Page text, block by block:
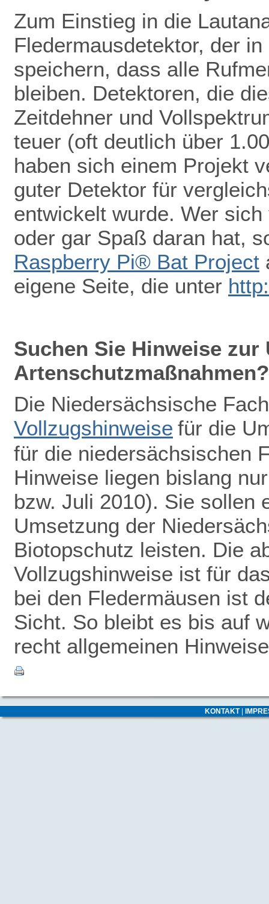
Zum Einstieg in die
Fledermausdetektor, der
speichern, dass alle
bleiben. Detektoren, die
Zeitdehner und
teuer (oft deutlich über
haben sich einem Projekt
guter Detektor für
entwickelt wurde. Wer
oder gar Spaß daran hat,
Raspberry Pi® Bat Project
eigene Seite, die unter
Suchen Sie Hinweise zur
Artenschutzmaßnahmen?
Die Niedersächsische
Vollzugshinweise für die
für die niedersächsischen
Hinweise liegen bislang
bzw. Juli 2010). Sie sollen
Umsetzung der
Biotopschutz leisten. Die
Vollzugshinweise ist für
bei den Fledermäusen ist
Sicht. So bleibt es bis auf
recht allgemeinen
KONTAKT|